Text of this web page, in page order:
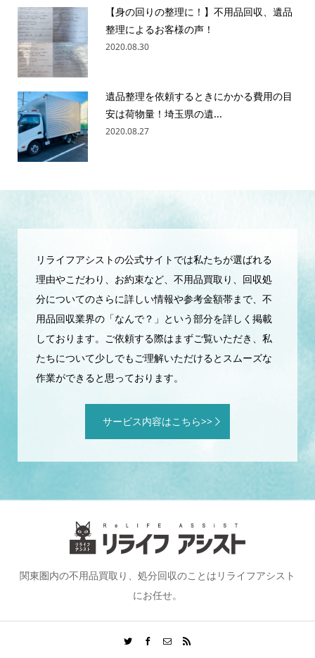
【身の回りの整理に！】不用品回収、遺品
整理によるお客様の声！
2020.08.30
遺品整理を依頼するときにかかる費用の目
安は荷物量！埼玉県の遺...
2020.08.27
リライフアシストの公式サイトでは私たちが選ばれる
理由やこだわり、お約束など、不用品買取り、回収処
分についてのさらに詳しい情報や参考金額帯まで、不
用品回収業界の「なんで？」という部分を詳しく掲載
しております。ご依頼する際はまずご覧いただき、私
たちについて少しでもご理解いただけるとスムーズな
作業ができると思っております。
サービス内容はこちら>>
関東圏内の不用品買取り、処分回収のことはリライフアシスト
にお任せ。